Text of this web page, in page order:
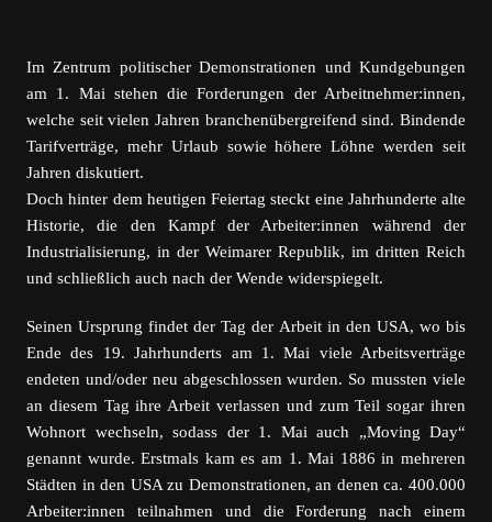
Im Zentrum politischer Demonstrationen und Kundgebungen
am 1. Mai stehen die Forderungen der Arbeitnehmer:innen,
welche seit vielen Jahren branchenübergreifend sind. Bindende
Tarifverträge, mehr Urlaub sowie höhere Löhne werden seit
Jahren diskutiert.
Doch hinter dem heutigen Feiertag steckt eine Jahrhunderte alte
Historie, die den Kampf der Arbeiter:innen während der
Industrialisierung, in der Weimarer Republik, im dritten Reich
und schließlich auch nach der Wende widerspiegelt.
Seinen Ursprung findet der Tag der Arbeit in den USA, wo bis
Ende des 19. Jahrhunderts am 1. Mai viele Arbeitsverträge
endeten und/oder neu abgeschlossen wurden. So mussten viele
an diesem Tag ihre Arbeit verlassen und zum Teil sogar ihren
Wohnort wechseln, sodass der 1. Mai auch „Moving Day“
genannt wurde. Erstmals kam es am 1. Mai 1886 in mehreren
Städten in den USA zu Demonstrationen, an denen ca. 400.000
Arbeiter:innen teilnahmen und die Forderung nach einem